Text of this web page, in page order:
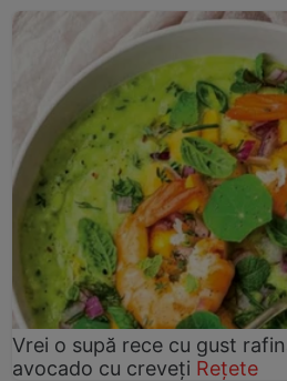
Vrei o supă rece cu gust
avocado cu creveți Rețete